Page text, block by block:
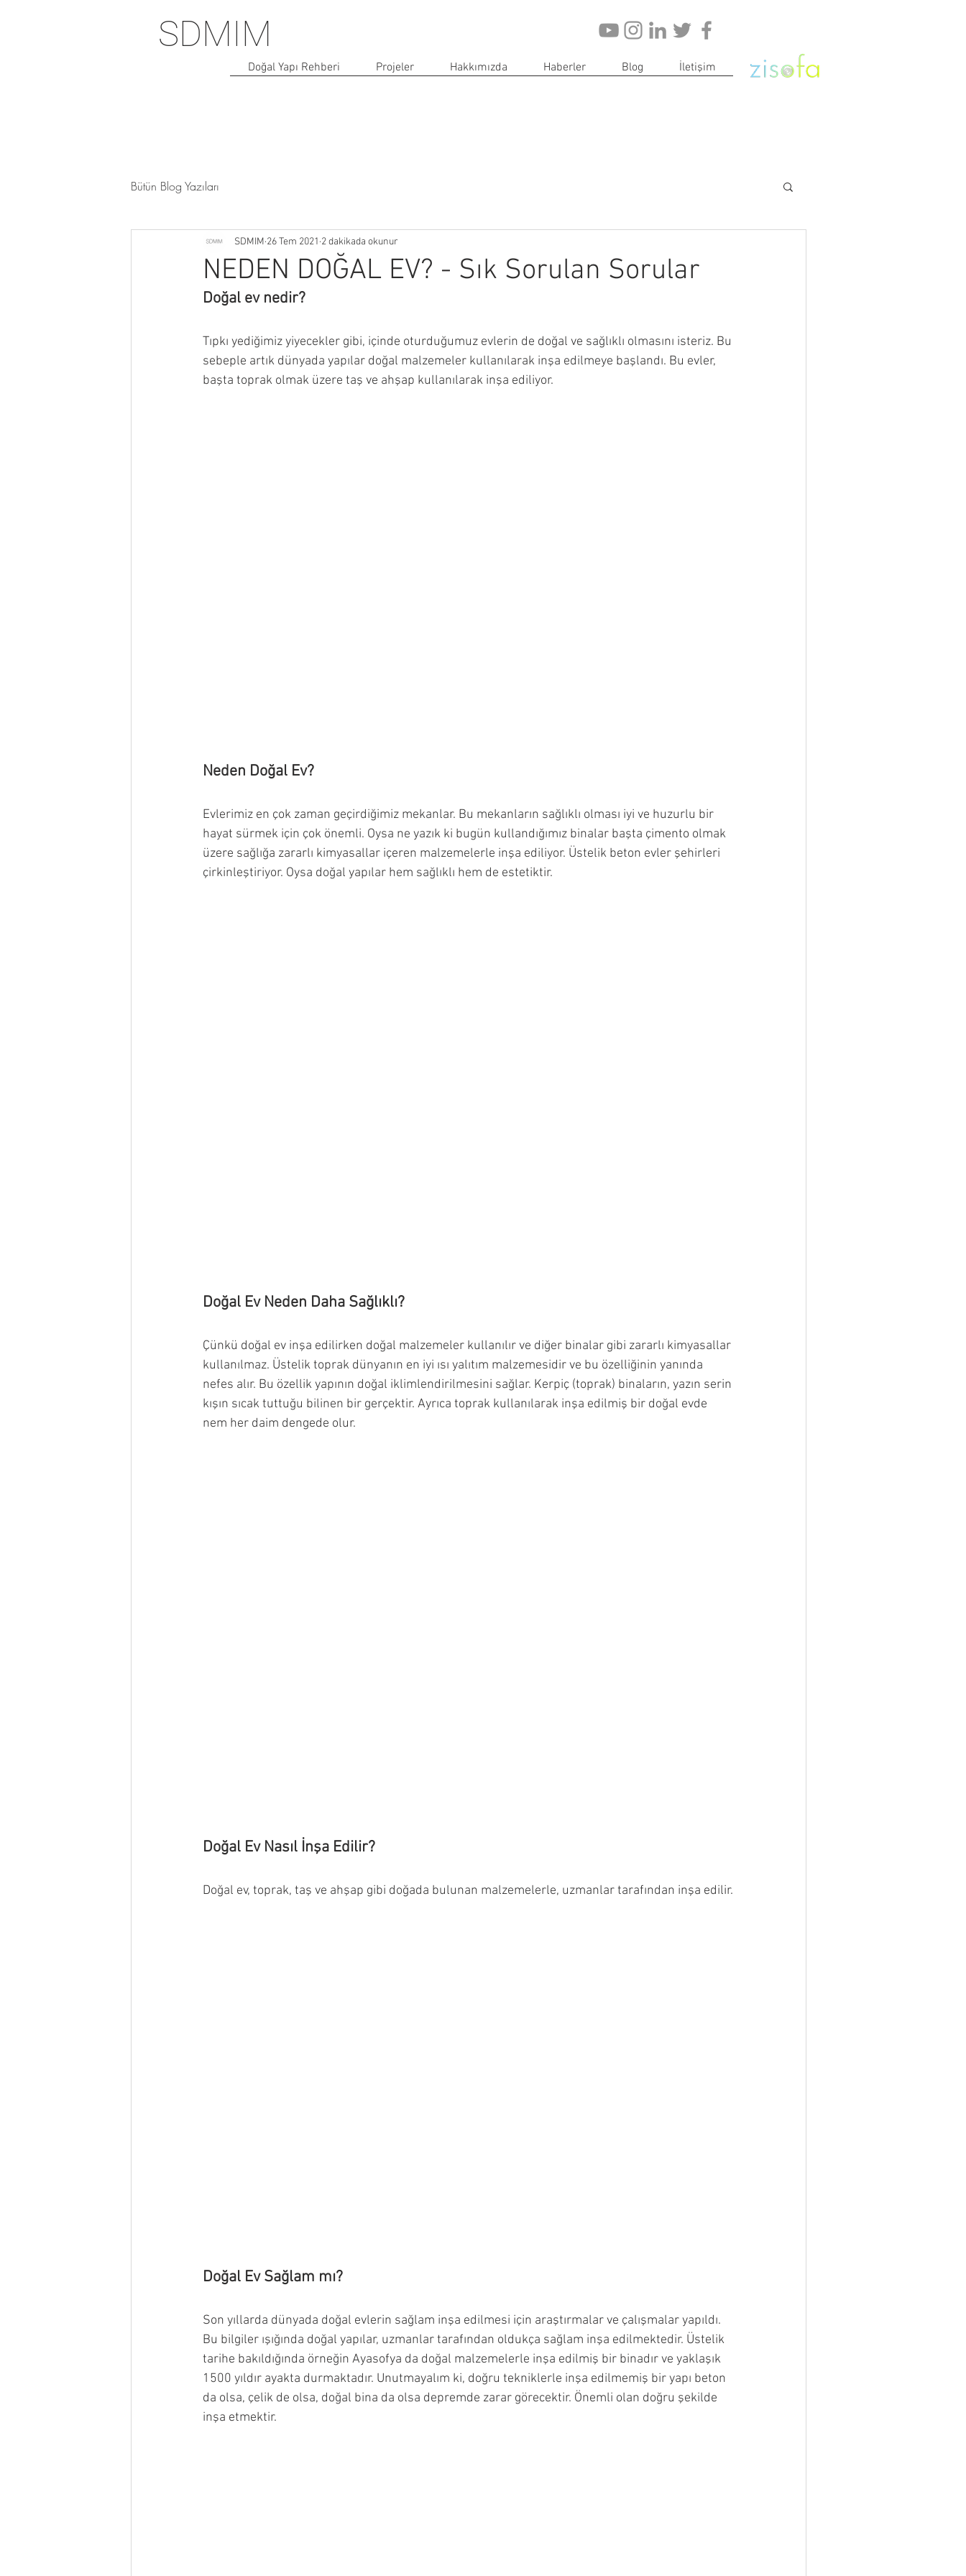
SDMIM
Doğal Yapı Rehberi Projeler Hakkımızda Haberler Blog İletişim
Bütün Blog Yazıları
NEDEN DOĞAL EV? - Sık Sorulan Sorular
SDMIM 26 Tem 2021 2 dakikada okunur
Doğal ev nedir?
Tıpkı yediğimiz yiyecekler gibi, içinde oturduğumuz evlerin de doğal ve sağlıklı olmasını isteriz. Bu
sebeple artık dünyada yapılar doğal malzemeler kullanılarak inşa edilmeye başlandı. Bu evler,
başta toprak olmak üzere taş ve ahşap kullanılarak inşa ediliyor.
Neden Doğal Ev?
Evlerimiz en çok zaman geçirdiğimiz mekanlar. Bu mekanların sağlıklı olması iyi ve huzurlu bir
hayat sürmek için çok önemli. Oysa ne yazık ki bugün kullandığımız binalar başta çimento olmak
üzere sağlığa zararlı kimyasallar içeren malzemelerle inşa ediliyor. Üstelik beton evler şehirleri
çirkinleştiriyor. Oysa doğal yapılar hem sağlıklı hem de estetiktir.
Doğal Ev Neden Daha Sağlıklı?
Çünkü doğal ev inşa edilirken doğal malzemeler kullanılır ve diğer binalar gibi zararlı kimyasallar
kullanılmaz. Üstelik toprak dünyanın en iyi ısı yalıtım malzemesidir ve bu özelliğinin yanında
nefes alır. Bu özellik yapının doğal iklimlendirilmesini sağlar. Kerpiç (toprak) binaların, yazın serin
kışın sıcak tuttuğu bilinen bir gerçektir. Ayrıca toprak kullanılarak inşa edilmiş bir doğal evde
nem her daim dengede olur.
Doğal Ev Nasıl İnşa Edilir?
Doğal ev, toprak, taş ve ahşap gibi doğada bulunan malzemelerle, uzmanlar tarafından inşa edilir.
Doğal Ev Sağlam mı?
Son yıllarda dünyada doğal evlerin sağlam inşa edilmesi için araştırmalar ve çalışmalar yapıldı.
Bu bilgiler ışığında doğal yapılar, uzmanlar tarafından oldukça sağlam inşa edilmektedir. Üstelik
tarihe bakıldığında örneğin Ayasofya da doğal malzemelerle inşa edilmiş bir binadır ve yaklaşık
1500 yıldır ayakta durmaktadır. Unutmayalım ki, doğru tekniklerle inşa edilmemiş bir yapı beton
da olsa, çelik de olsa, doğal bina da olsa depremde zarar görecektir. Önemli olan doğru şekilde
inşa etmektir.